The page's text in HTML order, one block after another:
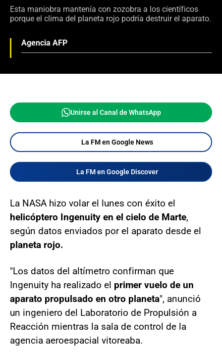
Esta maniobra mantenía con zozobra a los científicos
porque el clima del planeta rojo podría destruir el aparato.
Agencia AFP
Unirse al Canal de WhatsApp
La FM en Google News
La FM en Google Discover
La NASA hizo volar el lunes con éxito el
helicóptero Ingenuity en el cielo de Marte,
según datos enviados por el aparato desde el
planeta rojo.
"Los datos del altímetro confirman que
Ingenuity ha realizado el primer vuelo de un
aparato propulsado en otro planeta", anunció
un ingeniero del Laboratorio de Propulsión a
Reacción mientras la sala de control de la
agencia aeroespacial vitoreaba.